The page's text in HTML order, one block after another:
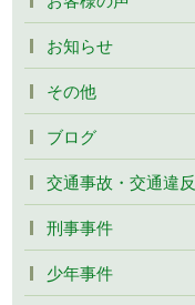
お知らせ
その他
ブログ
交通事故・交通違反
刑事事件
少年事件